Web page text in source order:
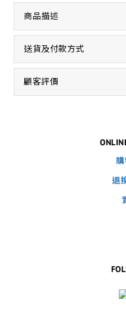
商品描述
送貨及付款方式
顧客評價
退